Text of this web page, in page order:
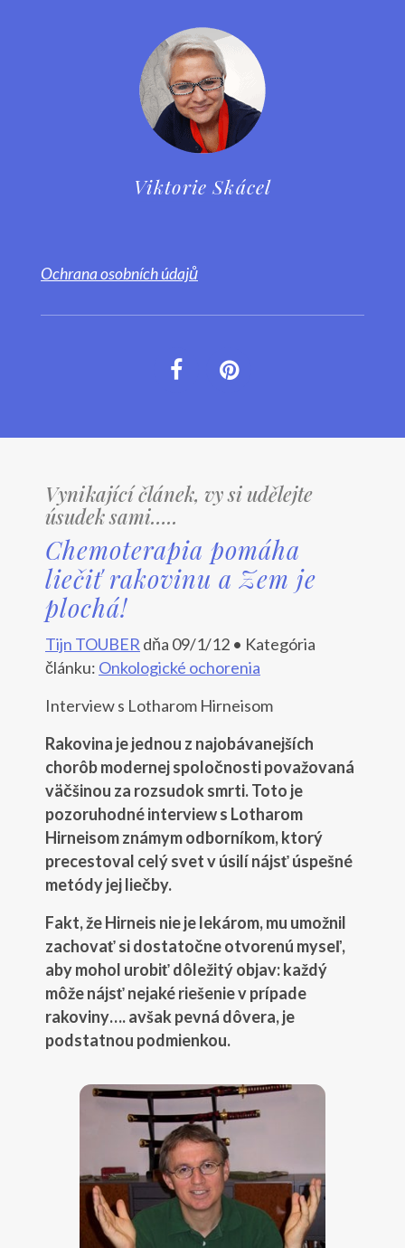
Viktorie Skácel
Ochrana osobních údajů
Vynikající článek, vy si udělejte
úsudek sami…..
Chemoterapia pomáha
liečiť rakovinu a Zem je
plochá!
Tijn TOUBER dňa 09/1/12 • Kategória
článku: Onkologické ochorenia
Interview s Lotharom Hirneisom
Rakovina je jednou z najobávanejších
chorôb modernej spoločnosti považovaná
väčšinou za rozsudok smrti. Toto je
pozoruhodné interview s Lotharom
Hirneisom známym odborníkom, ktorý
precestoval celý svet v úsilí nájsť úspešné
metódy jej liečby.
Fakt, že Hirneis nie je lekárom, mu umožnil
zachovať si dostatočne otvorenú myseľ,
aby mohol urobiť dôležitý objav: každý
môže nájsť nejaké riešenie v prípade
rakoviny…. avšak pevná dôvera, je
podstatnou podmienkou.